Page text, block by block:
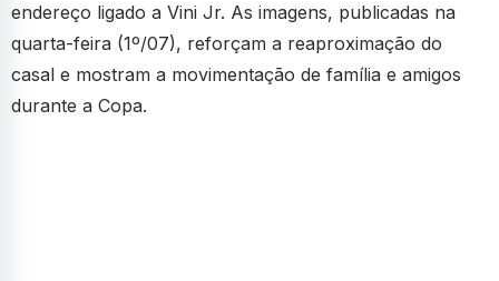
endereço ligado a Vini Jr. As imagens, publicadas na
quarta-feira (1º/07), reforçam a reaproximação do
casal e mostram a movimentação de família e amigos
durante a Copa.